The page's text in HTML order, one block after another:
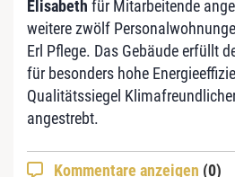
Elisabeth für Mitarbeitende
weitere zwölf
Erl Pflege. Das Gebäude erfüllt
für besonders hohe
Qualitätssiegel
angestrebt.
Kommentare anzeigen (0)